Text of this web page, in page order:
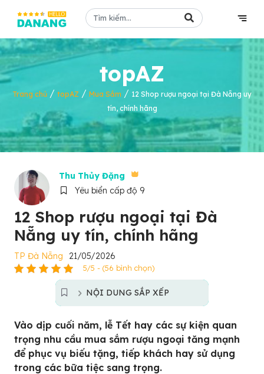
topAZ
Trang chủ / topAZ / Mua Sắm / 12 Shop rượu ngoại tại Đà Nẵng uy
tín, chính hãng
Thu Thủy Đặng
Yêu biển cấp độ 9
12 Shop rượu ngoại tại Đà
Nẵng uy tín, chính hãng
TP Đà Nẵng 21/05/2026
5/5 - (56 bình chọn)
NỘI DUNG SẮP XẾP
Vào dịp cuối năm, lễ Tết hay các sự kiện quan
trọng nhu cầu mua sắm rượu ngoại tăng mạnh
để phục vụ biếu tặng, tiếp khách hay sử dụng
trong các bữa tiệc sang trọng.